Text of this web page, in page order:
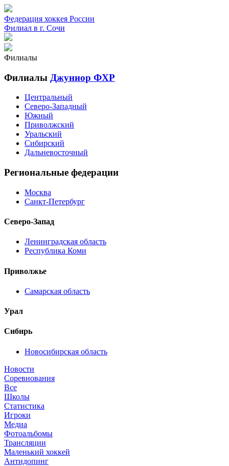
Федерация хоккея России
Филиал в г. Сочи
Филиалы
Филиалы Джуниор ФХР
Центральный
Северо-Западный
Южный
Приволжский
Уральский
Сибирский
Дальневосточный
Региональные федерации
Москва
Санкт-Петербург
Северо-Запад
Ленинградская область
Республика Коми
Приволжье
Самарская область
Урал
Сибирь
Новосибирская область
Новости
Соревнования
Все
Школы
Статистика
Игроки
Медиа
Фотоальбомы
Трансляции
Маленький хоккей
Антидопинг